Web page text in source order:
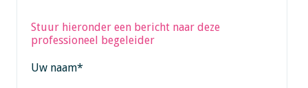
Stuur hieronder een bericht naar deze
professioneel begeleider
Uw naam*